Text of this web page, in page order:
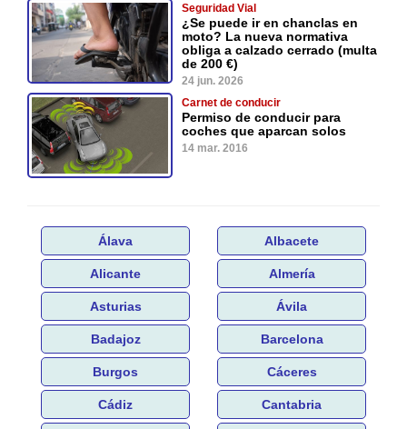
Seguridad Vial
¿Se puede ir en chanclas en
moto? La nueva normativa
obliga a calzado cerrado (multa
de 200 €)
24 jun. 2026
Carnet de conducir
Permiso de conducir para
coches que aparcan solos
14 mar. 2016
Álava Albacete
Alicante Almería
Asturias Ávila
Badajoz Barcelona
Burgos Cáceres
Cádiz Cantabria